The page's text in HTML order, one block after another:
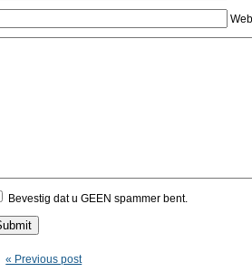
Bevestig dat u GEEN spammer bent.
« Previous post